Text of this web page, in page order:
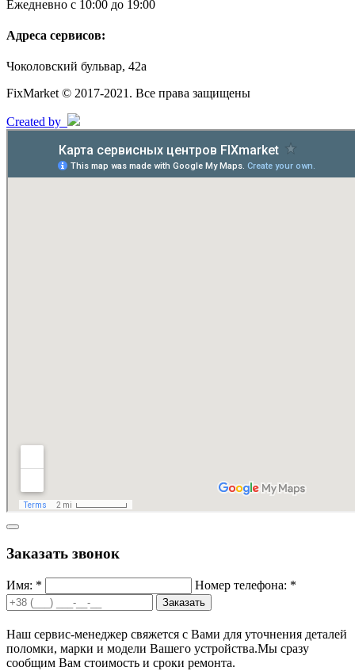
Ежедневно с 10:00 до 19:00
Адреса сервисов:
Чоколовский бульвар, 42а
FixMarket © 2017-2021. Все права защищены
Created by
Заказать звонок
Имя: * Номер телефона: *
Заказать
Наш сервис-менеджер свяжется с Вами для уточнения деталей
поломки, марки и модели Вашего устройства.Мы сразу
сообщим Вам стоимость и сроки ремонта.